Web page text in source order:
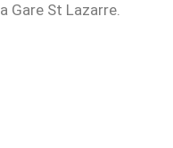
Gare St Lazarre.